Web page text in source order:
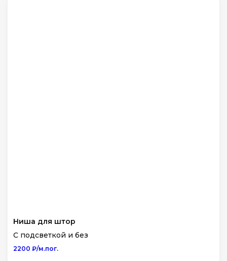
Ниша для штор
С подсветкой и без
2200 ₽/м.пог.